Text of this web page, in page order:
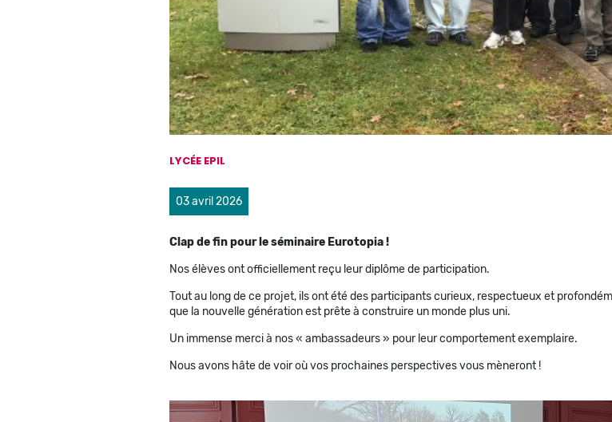
LYCÉE EPIL
03 avril 2026
Clap de fin pour le séminaire Eurotopia !
Nos élèves ont officiellement reçu leur diplôme de participation.
​Tout au long de ce projet, ils ont été des participants curieux, respectueux et
que la nouvelle génération est prête à construire un monde plus uni.
​Un immense merci à nos « ambassadeurs » pour leur comportement exemplaire.
Nous avons hâte de voir où vos prochaines perspectives vous mèneront !